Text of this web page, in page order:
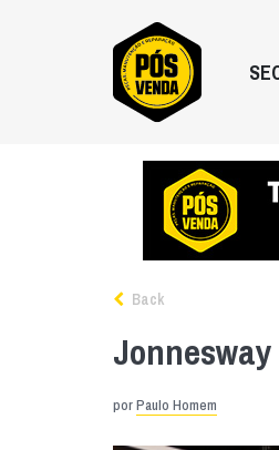
Back
porPaulo Homem